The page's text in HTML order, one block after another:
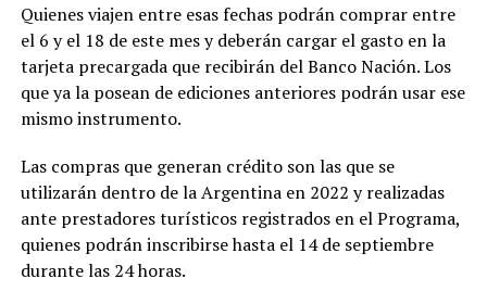
Quienes viajen entre esas fechas podrán comprar entre
el 6 y el 18 de este mes y deberán cargar el gasto en la
tarjeta precargada que recibirán del Banco Nación. Los
que ya la posean de ediciones anteriores podrán usar ese
mismo instrumento.
Las compras que generan crédito son las que se
utilizarán dentro de la Argentina en 2022 y realizadas
ante prestadores turísticos registrados en el Programa,
quienes podrán inscribirse hasta el 14 de septiembre
durante las 24 horas.